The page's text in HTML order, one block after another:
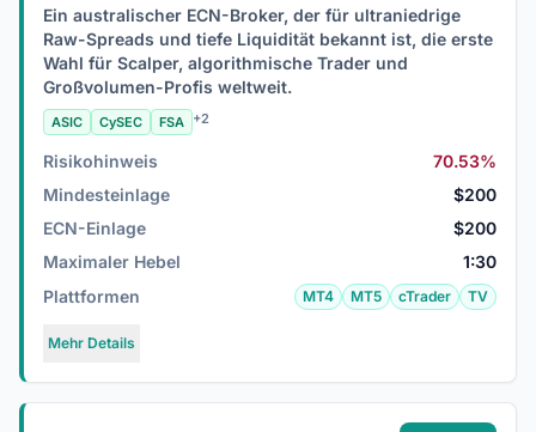
Ein australischer ECN-Broker, der für ultraniedrige
Raw-Spreads und tiefe Liquidität bekannt ist, die erste
Wahl für Scalper, algorithmische Trader und
Großvolumen-Profis weltweit.
ASIC CySEC FSA +2
Risikohinweis
70.53%
Mindesteinlage
$200
ECN-Einlage
$200
Maximaler Hebel
1:30
Plattformen
MT4 MT5 cTrader TV
Mehr Details